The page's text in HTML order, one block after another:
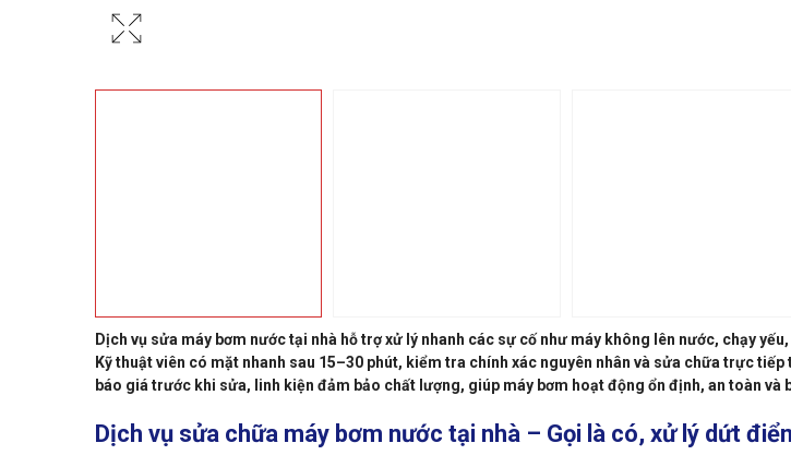
Dịch vụ sửa máy bơm nước tại nhà hỗ trợ xử lý nhanh các sự cố như máy không lên nước, chạy
Kỹ thuật viên có mặt nhanh sau 15–30 phút, kiểm tra chính xác nguyên nhân và sửa chữa trực
báo giá trước khi sửa, linh kiện đảm bảo chất lượng, giúp máy bơm hoạt động ổn định, an toàn và
Dịch vụ sửa chữa máy bơm nước tại nhà – Gọi là có, xử lý dứt